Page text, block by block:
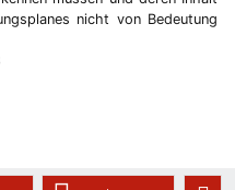
nicht von Bedeutung